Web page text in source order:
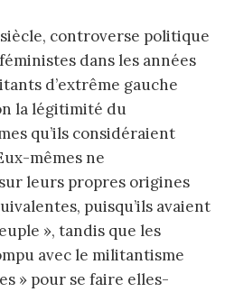
controverse politique
dans les années
d’extrême gauche
la légitimité du
qu’ils considéraient
mêmes ne
leurs propres origines
puisqu’ils avaient
», tandis que les
avec le militantisme
» pour se faire elles-